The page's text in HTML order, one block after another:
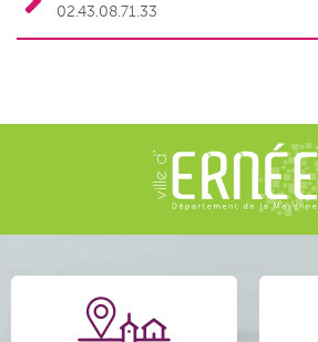
02.43.08.71.33